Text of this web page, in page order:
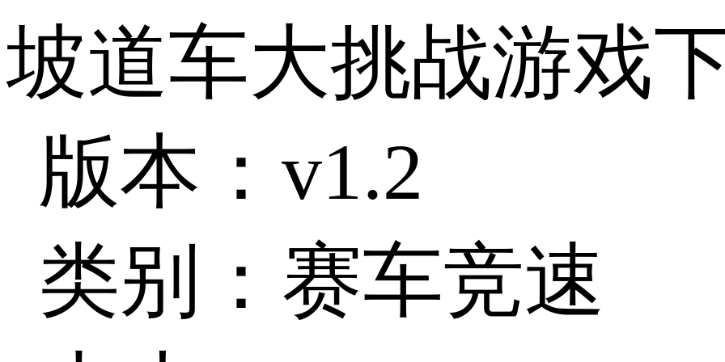
坡道车大挑战游戏
版本：v1.2
类别：赛车竞速